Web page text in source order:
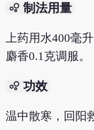
bubble_chart 制法用量
上药用水400毫
麝香0.1克调服。
bubble_chart 功效
温中散寒，回阳